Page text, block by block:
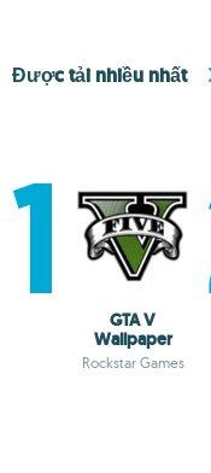
Được tải nhiều nhất
GTA V
Wallpaper
Rockstar Games